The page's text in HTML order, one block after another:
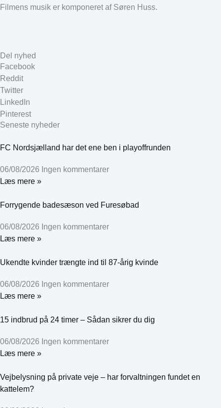
Filmens musik er komponeret af Søren Huss.
Del nyhed
Facebook
Reddit
Twitter
LinkedIn
Pinterest
Seneste nyheder
FC Nordsjælland har det ene ben i playoffrunden
06/08/2026 Ingen kommentarer
Læs mere »
Forrygende badesæson ved Furesøbad
06/08/2026 Ingen kommentarer
Læs mere »
Ukendte kvinder trængte ind til 87-årig kvinde
06/08/2026 Ingen kommentarer
Læs mere »
15 indbrud på 24 timer – Sådan sikrer du dig
06/08/2026 Ingen kommentarer
Læs mere »
Vejbelysning på private veje – har forvaltningen fundet en
kattelem?